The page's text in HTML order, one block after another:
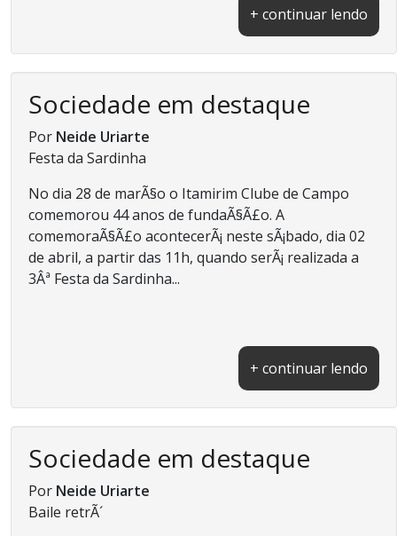
+ continuar lendo
Sociedade em destaque
Por Neide Uriarte
Festa da Sardinha
No dia 28 de marÃ§o o Itamirim Clube de Campo
comemorou 44 anos de fundaÃ§Ã£o. A
comemoraÃ§Ã£o acontecerÃ¡ neste sÃ¡bado, dia 02
de abril, a partir das 11h, quando serÃ¡ realizada a
3Âª Festa da Sardinha...
+ continuar lendo
Sociedade em destaque
Por Neide Uriarte
Baile retrÃ´